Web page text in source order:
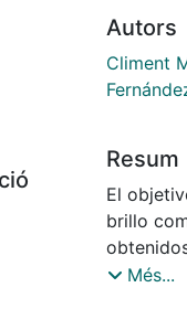
Autors
Climent
Resum
El
brillo
Més...